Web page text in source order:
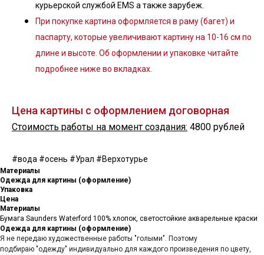
курьерской службой EMS а также зарубеж.
При покупке картина оформляется в раму (багет) и
паспарту, которые увеличивают картину на 10-16 см по
длине и высоте. Об оформлении и упаковке читайте
подробнее ниже во вкладках.
Цена картины с оформлением договорная
Стоимость работы на момент создания: 4800 рублей
#вода #осень #Урал #Верхотурье
Материалы
Одежда для картины (оформление)
Упаковка
Цена
Материалы
Бумага Saunders Waterford 100% хлопок, светостойкие акварельные краски
Одежда для картины (оформление)
Я не передаю художественные работы "голыми". Поэтому
подбираю "одежду" индивидуально для каждого произведения по цвету,